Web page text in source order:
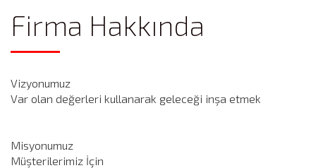
Firma Hakkında
Vizyonumuz
Var olan değerleri kullanarak geleceği inşa etmek
Misyonumuz
Müşterilerimiz İçin